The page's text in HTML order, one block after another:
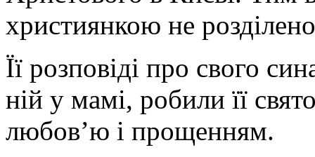
християнкою не
Її розповіді про свого
ній у мамі, робили її
любов’ю і прощенням.